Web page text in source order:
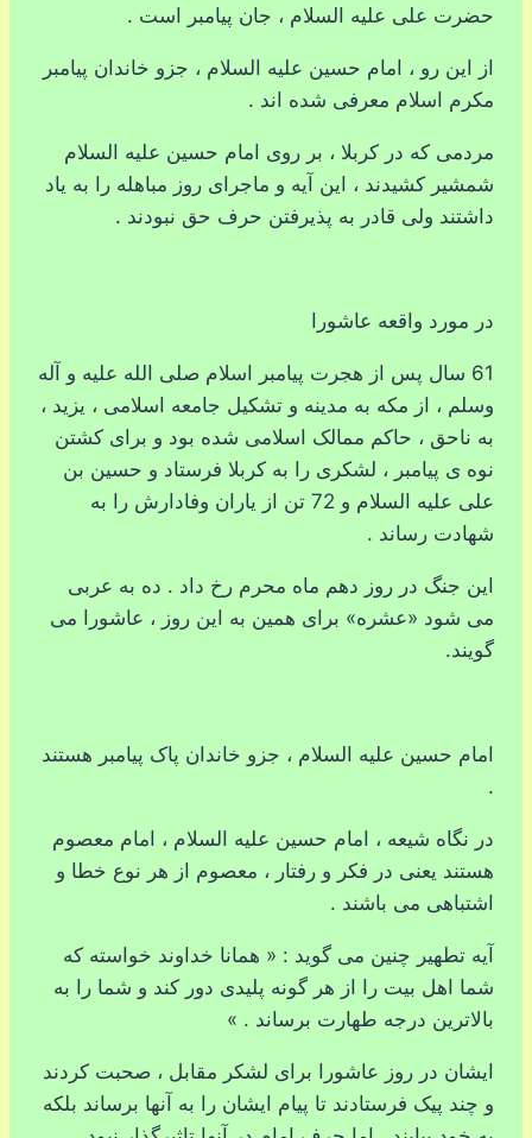
حضرت علی علیه السلام ، جان پیامبر است .
از این رو ، امام حسین علیه السلام ، جزو خاندان پیامبر
مکرم اسلام معرفی شده اند .
مردمی که در کربلا ، بر روی امام حسین علیه السلام
شمشیر کشیدند ، این آیه و ماجرای روز مباهله را به یاد
داشتند ولی قادر به پذیرفتن حرف حق نبودند .
در مورد واقعه عاشورا
61 سال پس از هجرت پیامبر اسلام صلی الله علیه و آله
وسلم ، از مکه به مدینه و تشکیل جامعه اسلامی ، یزید ،
به ناحق ، حاکم ممالک اسلامی شده بود و برای کشتن
نوه ی پیامبر ، لشکری را به کربلا فرستاد و حسین بن
علی علیه السلام و 72 تن از یاران وفادارش را به
شهادت رساند .
این جنگ در روز دهم ماه محرم رخ داد . ده به عربی
می شود «عشره» برای همین به این روز ، عاشورا می
گویند.
امام حسین علیه السلام ، جزو خاندان پاک پیامبر هستند
.
در نگاه شیعه ، امام حسین علیه السلام ، امام معصوم
هستند یعنی در فکر و رفتار ، معصوم از هر نوع خطا و
اشتباهی می باشند .
آیه تطهیر چنین می گوید : « همانا خداوند خواسته که
شما اهل بیت را از هر گونه پلیدی دور کند و شما را به
بالاترین درجه طهارت برساند . »
ایشان در روز عاشورا برای لشکر مقابل ، صحبت کردند
و چند پیک فرستادند تا پیام ایشان را به آنها برساند بلکه